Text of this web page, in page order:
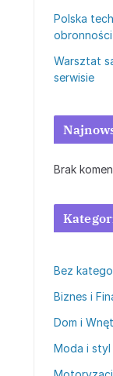
Polska
obronności
Warsztat
serwisie
Brak
Bez
Biznes i
Dom i
Moda i styl